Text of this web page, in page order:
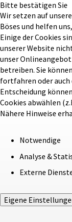
Bitte bestätigen Sie
Wir setzen auf
Böses und helfen
Einige der Cookies
unserer Website
unser
betreiben. Sie
fortfahren oder
Entscheidung
Cookies abwählen
Nähere Hinweise
Notwendige
Analyse &
Externe
Eigene